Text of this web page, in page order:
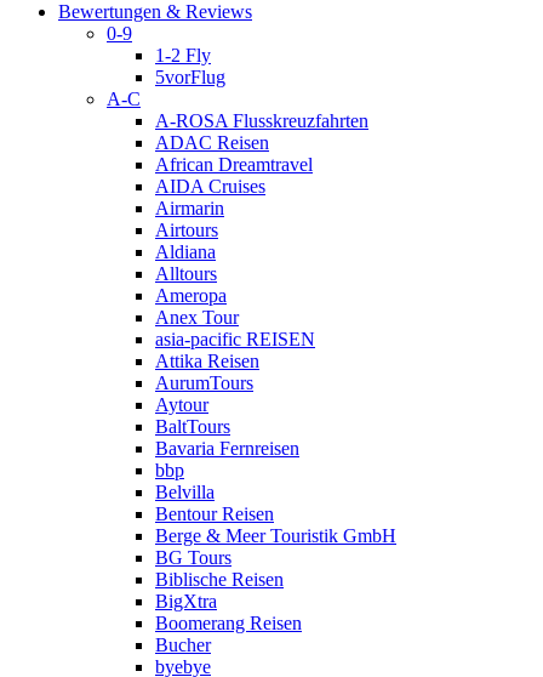
Bewertungen & Reviews
0-9
1-2 Fly
5vorFlug
A-C
A-ROSA Flusskreuzfahrten
ADAC Reisen
African Dreamtravel
AIDA Cruises
Airmarin
Airtours
Aldiana
Alltours
Ameropa
Anex Tour
asia-pacific REISEN
Attika Reisen
AurumTours
Aytour
BaltTours
Bavaria Fernreisen
bbp
Belvilla
Bentour Reisen
Berge & Meer Touristik GmbH
BG Tours
Biblische Reisen
BigXtra
Boomerang Reisen
Bucher
byebye